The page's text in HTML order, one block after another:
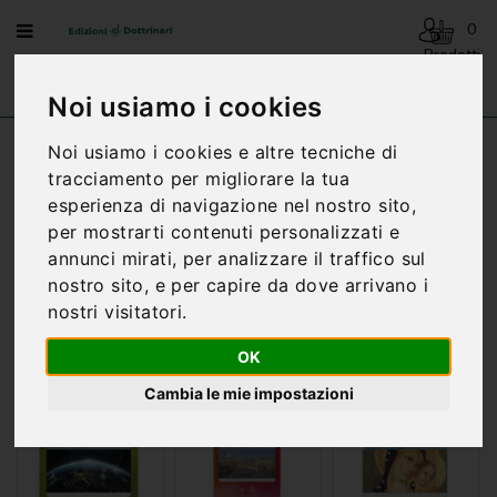
Noi usiamo i cookies
Noi usiamo i cookies e altre tecniche di
tracciamento per migliorare la tua
esperienza di navigazione nel nostro sito,
per mostrarti contenuti personalizzati e
annunci mirati, per analizzare il traffico sul
nostro sito, e per capire da dove arrivano i
nostri visitatori.
OK
Cambia le mie impostazioni
Menu
AVVENTO
BENEDIZIONI
DELLA
FAMIGLIA
BIOGRAFIA
CARTONCINI
PREGHIERE
SACRAMENTALE
0
Prodotti
Home SPIRITUALITA'
Ordinamento:
Mostra: